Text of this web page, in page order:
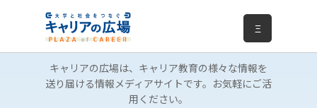
Ξ
キャリアの広場は、キャリア教育の様々な情報を
送り届ける情報メディアサイトです。お気軽にご活
用ください。